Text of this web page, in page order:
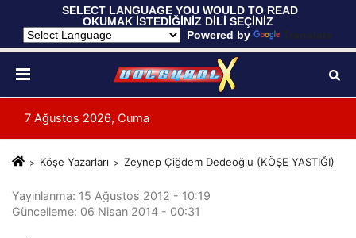
SELECT LANGUAGE YOU WOULD TO READ
OKUMAK İSTEDİĞİNİZ DİLİ SEÇİNİZ
Powered by
Translate
7 Ağustos 2026, Cuma
Köşe Yazarları Zeynep Çiğdem Dedeoğlu (KÖŞE YASTIĞI)
Yayınlanma: 15 Ağustos 2012 - 10:19
Güncelleme: 06 Nisan 2014 - 00:31